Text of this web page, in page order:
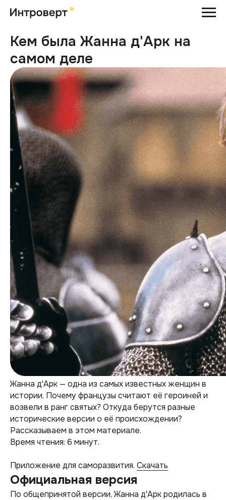
Кем была Жанна д'Арк на
самом деле
Жанна д'Арк — одна из самых известных женщин в
истории. Почему французы считают её героиней и
возвели в ранг святых? Откуда берутся разные
исторические версии о её происхождении?
Рассказываем в этом материале.
Время чтения: 6 минут.
Приложение для саморазвития. Скачать
Официальная версия
По общепринятой версии, Жанна д'Арк родилась в